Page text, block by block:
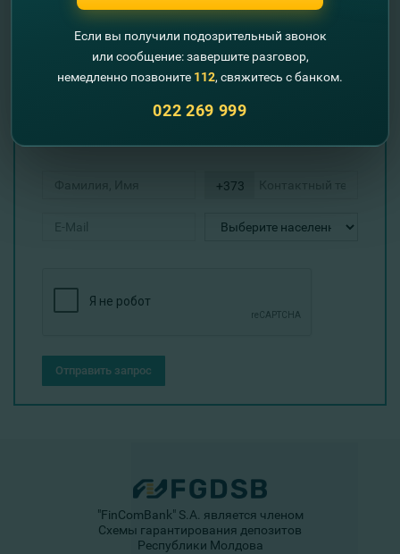
предоставит полную информацию о функционале и
порядке доступа к интересующему вас продукту.
Оставьте свои контактные данные и мы
+373
Отправить запрос
"FinComBank" S.A. является членом
Схемы гарантирования депозитов
Республики Молдова
Если вы получили подозрительный звонок
или сообщение: завершите разговор,
немедленно позвоните 112, свяжитесь с банком.
022 269 999